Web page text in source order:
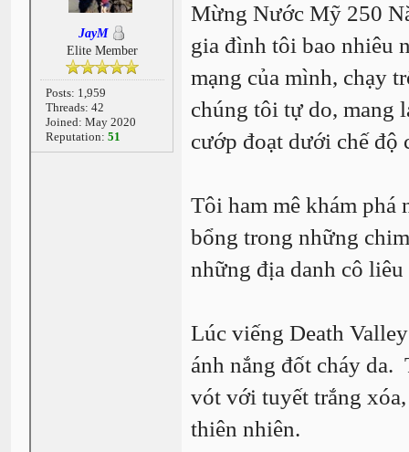
JayM
Elite Member
Posts: 1,959
Threads: 42
Joined: May 2020
Reputation: 51
Mừng Nước Mỹ 250
gia đình tôi bao nhiêu
mạng của mình, chạy
chúng tôi tự do, mang
cướp đoạt dưới chế
Tôi ham mê khám
bổng trong những
những địa danh cô
Lúc viếng Death
ánh nắng đốt cháy
vót với tuyết trắng
thiên nhiên.